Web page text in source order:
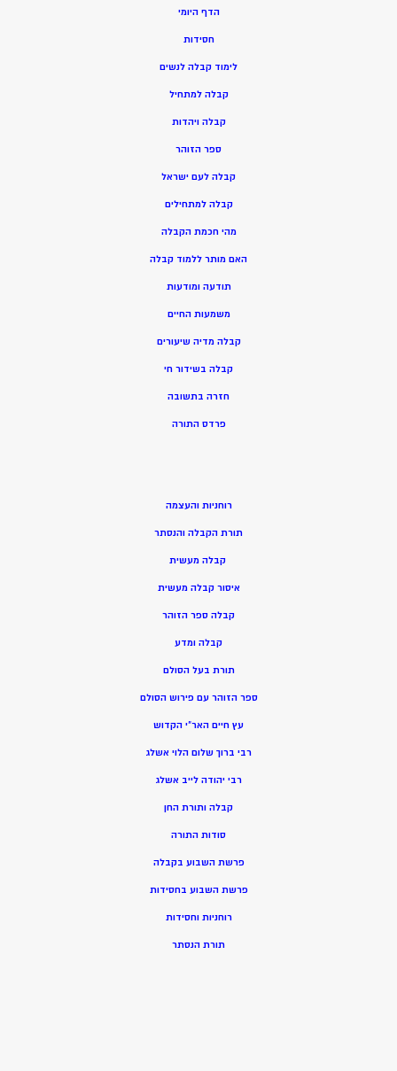
הדף היומי
חסידות
לימוד קבלה לנשים
קבלה למתחיל
קבלה ויהדות
ספר הזוהר
קבלה לעם ישראל
קבלה למתחילים
מהי חכמת הקבלה
האם מותר ללמוד קבלה
תודעה ומודעות
משמעות החיים
קבלה מדיה שיעורים
קבלה בשידור חי
חזרה בתשובה
פרדס התורה
רוחניות והעצמה
תורת הקבלה והנסתר
קבלה מעשית
איסור קבלה מעשית
קבלה ספר הזוהר
קבלה ומדע
תורת בעל הסולם
ספר הזוהר עם פירוש הסולם
עץ חיים האר”י הקדוש
רבי ברוך שלום הלוי אשלג
רבי יהודה לייב אשלג
קבלה ותורת החן
סודות התורה
פרשת השבוע בקבלה
פרשת השבוע בחסידות
רוחניות וחסידות
תורת הנסתר